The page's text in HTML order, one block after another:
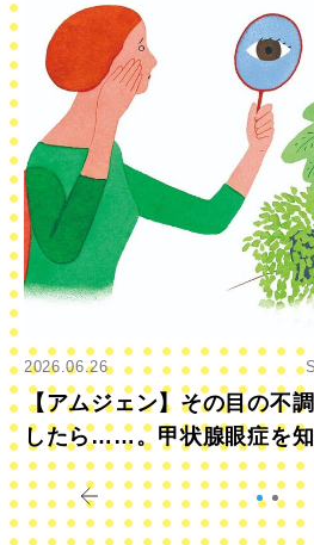
2026.06.26
【アムジェン】その目の不
したら……。甲状腺眼症を
すか？